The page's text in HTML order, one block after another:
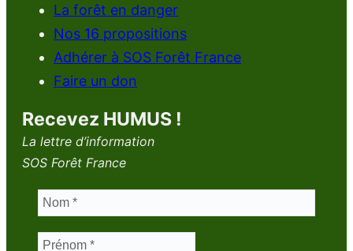
La forêt en danger
Nos 16 propositions
Adhérer à SOS Forêt France
Faire un don
Recevez HUMUS !
La lettre d’information
SOS Forêt France